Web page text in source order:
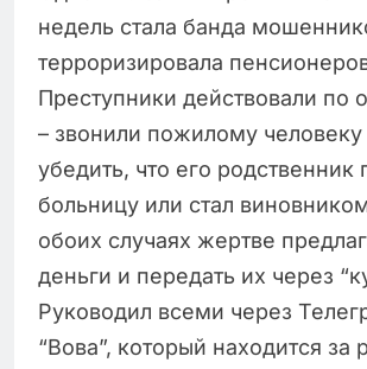
недель стала банда
терроризировала
Преступники действовали по
– звонили пожилому человеку
убедить, что его родственник
больницу или стал
обоих случаях жертве
деньги и передать их через
Руководил всеми через
“Вова”, который находится